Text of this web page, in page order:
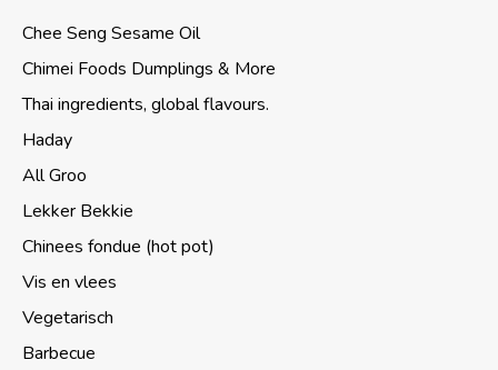
Chee Seng Sesame Oil
Chimei Foods Dumplings & More
Thai ingredients, global flavours.
Haday
All Groo
Lekker Bekkie
Chinees fondue (hot pot)
Vis en vlees
Vegetarisch
Barbecue